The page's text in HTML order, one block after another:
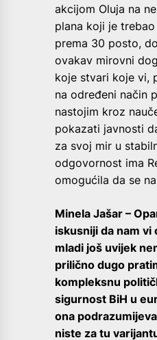
akcijom Oluja na
plana koji je
prema 30 posto,
ovakav mirovni
koje stvari koje vi,
na određeni način
nastojim kroz
pokazati javnosti
za svoj mir u
odgovornost ima
omogućila da se
Minela Jašar –
iskusniji da nam vi
mladi još uvijek
prilično dugo
kompleksnu
sigurnost BiH u
ona
niste za tu